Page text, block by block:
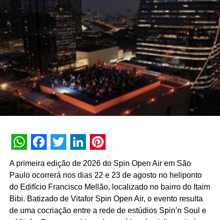
fechado e que renderam a certificação do selo Safe
Guard, resultado de uma auditoria externa minuciosa que
validou o preparo e cuidado do hotel com seus
funcionários e visitantes. Vale lembrar que o Hotel
Transamerica São Paulo foi o primeiro hotel no Brasil a
ter o selo ISO 9001 de qualidade.
Confira as principais medidas adotadas pelo hotel
para eventos:
WhatsApp
Facebook
Twitter
LinkedIn
Pinterest
A primeira edição de 2026 do Spin Open Air em São
Paulo ocorrerá nos dias 22 e 23 de agosto no heliponto
do Edifício Francisco Mellão, localizado no bairro do Itaim
Bibi. Batizado de Vitafor Spin Open Air, o evento resulta
de uma cocriação entre a rede de estúdios Spin’n Soul e